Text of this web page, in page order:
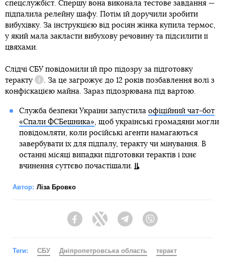
спецслужбіст. Спершу вона виконала тестове завдання —
підпалила релейну шафу. Потім їй доручили зробити
вибухівку. За інструкцією від росіян жінка купила термос,
у який мала закласти вибухову речовину та підсилити її
цвяхами.
Слідчі СБУ повідомили їй про підозру за підготовку
теракту
Довідка
. За це загрожує до 12 років позбавлення волі з
конфіскацією майна. Зараз підозрювана під вартою.
Служба безпеки України запустила офіційний чат-бот
«Спали ФСБешника», щоб українські громадяни могли
повідомляти, коли російські агенти намагаються
завербувати їх для підпалу, теракту чи мінування. В
останні місяці випадки підготовки терактів і їхнє
вчинення суттєво почастішали.
Автор: Ліза Бровко
FacebookTwitter Telegram
Теги: СБУ Дніпропетровська область теракт